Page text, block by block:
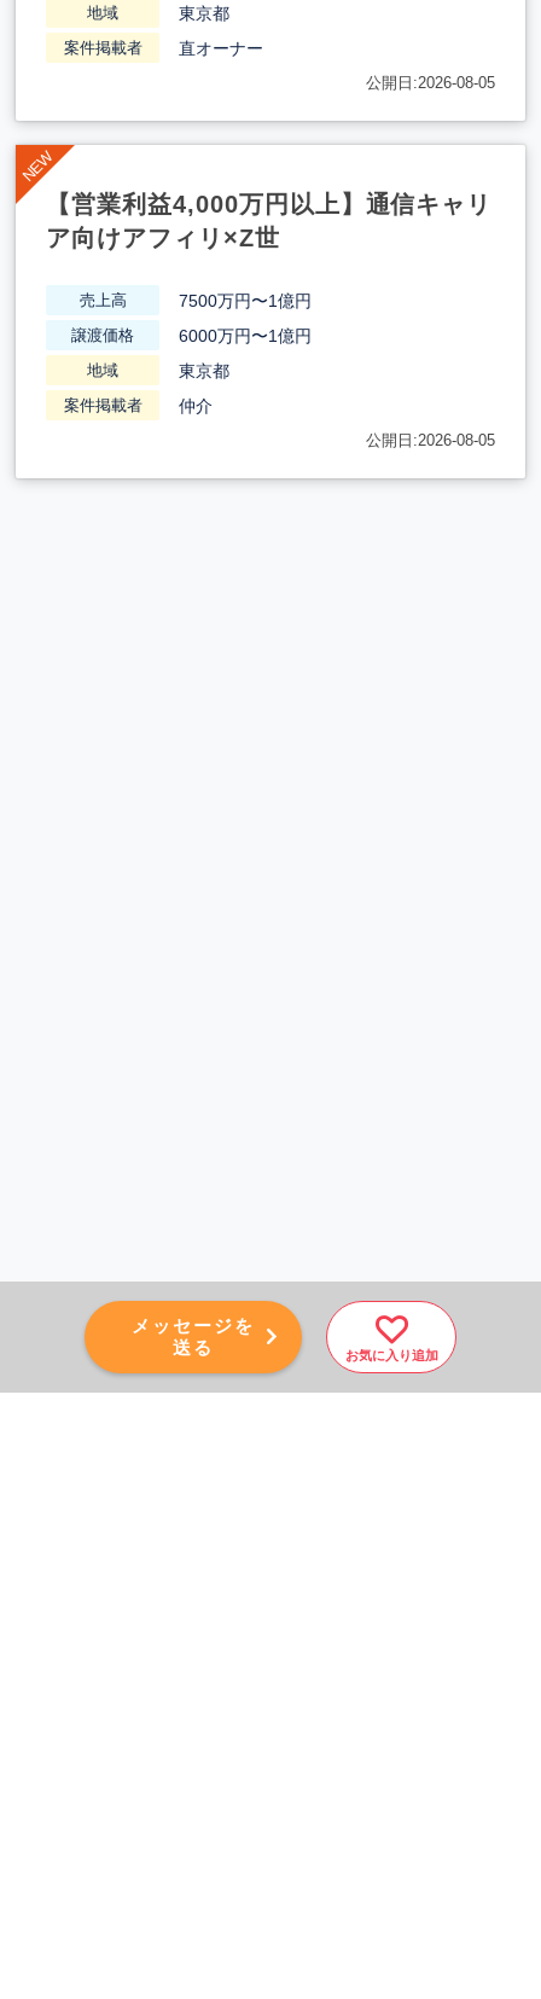
メッセージを
送る
お気に入り追加
地域 東京都
案件掲載者 直オーナー
公開日:2026-08-05
【営業利益4,000万円以上】通信キャリ
ア向けアフィリ×Z世
売上高 7500万円〜1億円
譲渡価格 6000万円〜1億円
地域 東京都
案件掲載者 仲介
公開日:2026-08-05